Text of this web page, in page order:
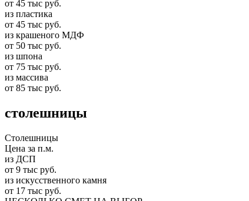
от 45 тыс руб.
из пластика
от 45 тыс руб.
из крашеного МДФ
от 50 тыс руб.
из шпона
от 75 тыс руб.
из массива
от 85 тыс руб.
столешницы
Столешницы
Цена за п.м.
из ДСП
от 9 тыс руб.
из искусственного камня
от 17 тыс руб.